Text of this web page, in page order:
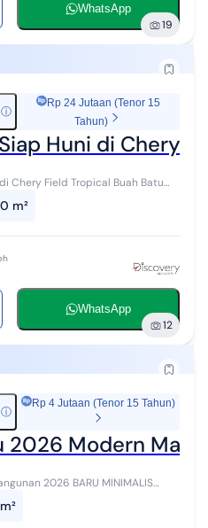
WhatsApp
19
ⓘ
Rp 24 Jutaan (Tenor 15
Tahun)
Huni di Chery
Chery Field Tropical Buah Batu
m²
WhatsApp
12
ⓘ
Rp 4 Jutaan (Tenor 15 Tahun)
2026 Modern
2026 BARU MINIMALIS
Harga ALL IN (sudah masuk